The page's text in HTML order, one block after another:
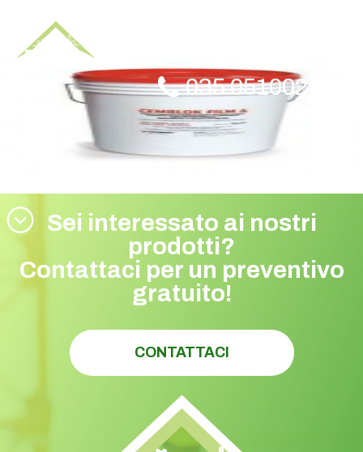
035 0510023
CEMBLOCK FILM A
Sei interessato ai nostri
prodotti?
Contattaci per un preventivo
gratuito!
CONTATTACI